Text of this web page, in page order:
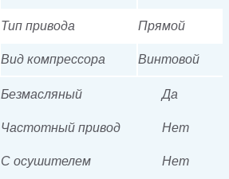
Тип привода Прямой
Вид компрессора Винтовой
Безмасляный Да
Частотный привод Нет
С осушителем Нет